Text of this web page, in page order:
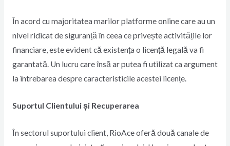
În acord cu majoritatea marilor platforme online care au un
nivel ridicat de siguranță în ceea ce privește activitățile lor
financiare, este evident că existența o licență legală va fi
garantată. Un lucru care însă ar putea fi utilizat ca argument
la întrebarea despre caracteristicile acestei licențe.
Suportul Clientului și Recuperarea
În sectorul suportului client, RioAce oferă două canale de